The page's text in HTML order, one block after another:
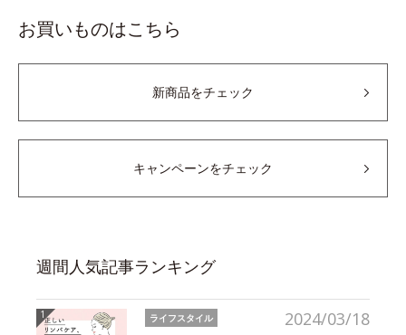
お買いものはこちら
新商品をチェック
キャンペーンをチェック
週間人気記事ランキング
2024/03/18
ライフスタイル